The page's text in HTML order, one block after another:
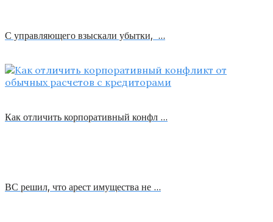
С управляющего взыскали убытки, …
Как отличить корпоративный конфл …
ВС решил, что арест имущества не …